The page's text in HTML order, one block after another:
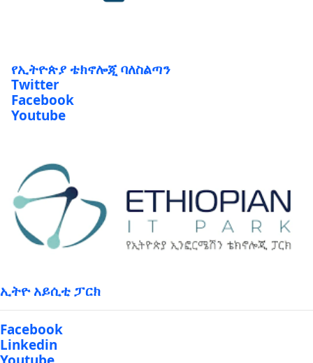
የኢትዮጵያ ቴክኖሎጂ ባለስልጣን
Twitter
Facebook
Youtube
ኢትዮ አይሲቲ ፓርክ
Facebook
Linkedin